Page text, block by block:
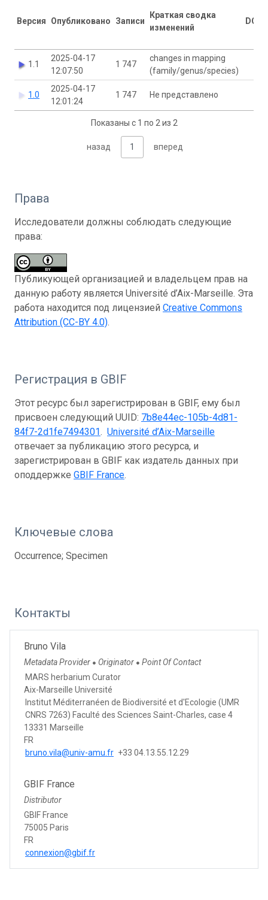
Версия Опубликовано Записи
Краткая сводка
изменений
DOI
1.1
2025-04-17
12:07:50
1 747
changes in mapping
(family/genus/species)
1.0
2025-04-17
12:01:24
1 747 Не представлено
Показаны с 1 по 2 из 2
назад 1 вперед
Права
Исследователи должны соблюдать следующие
права:
Публикующей организацией и владельцем прав на
данную работу является Université d’Aix-Marseille. Эта
работа находится под лицензией Creative Commons
Attribution (CC-BY 4.0).
Регистрация в GBIF
Этот ресурс был зарегистрирован в GBIF, ему был
присвоен следующий UUID: 7b8e44ec-105b-4d81-
84f7-2d1fe7494301. Université d’Aix-Marseille
отвечает за публикацию этого ресурса, и
зарегистрирован в GBIF как издатель данных при
оподдержке GBIF France.
Ключевые слова
Occurrence; Specimen
Контакты
Bruno Vila
Metadata Provider ● Originator ● Point Of Contact
MARS herbarium Curator
Aix-Marseille Université
Institut Méditerranéen de Biodiversité et d'Ecologie (UMR
CNRS 7263) Faculté des Sciences Saint-Charles, case 4
13331 Marseille
FR
bruno.vila@univ-amu.fr +33 04.13.55.12.29
GBIF France
Distributor
GBIF France
75005 Paris
FR
connexion@gbif.fr